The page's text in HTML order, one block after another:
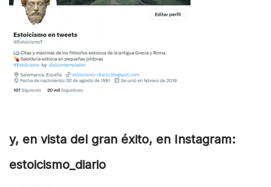
y, en vista del gran éxito, en Instagram:
estoicismo_diario